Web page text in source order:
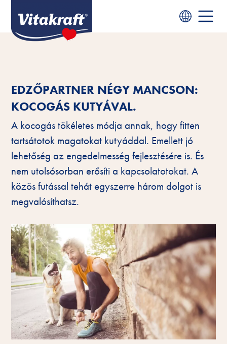
EDZŐPARTNER NÉGY MANCSON:
KOCOGÁS KUTYÁVAL.
A kocogás tökéletes módja annak, hogy fitten
tartsátotok magatokat kutyáddal. Emellett jó
lehetőség az engedelmesség fejlesztésére is. És
nem utolsósorban erősíti a kapcsolatotokat. A
közös futással tehát egyszerre három dolgot is
megvalósíthatsz.